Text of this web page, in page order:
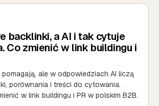
backlinki, a AI i tak cytuje
Co zmienić w link buildingu i
ale w odpowiedziach AI liczą
porównania i treści do cytowania.
w link buildingu i PR w polskim B2B.